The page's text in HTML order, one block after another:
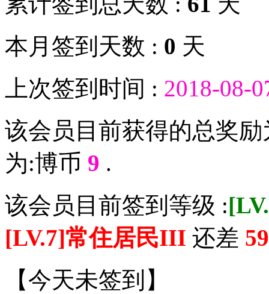
本月签到天数 : 0 天
上次签到时间 : 2018-08-
该会员目前获得的总奖
为:博币 9 .
该会员目前签到等级 :
[LV.7]常住居民III 还差 59
【今天未签到 】